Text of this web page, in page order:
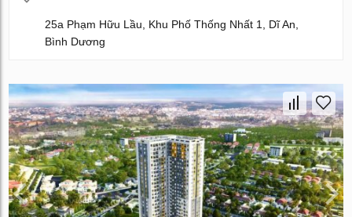
25a Phạm Hữu Lầu, Khu Phố Thống Nhất 1, Dĩ An,
Bình Dương